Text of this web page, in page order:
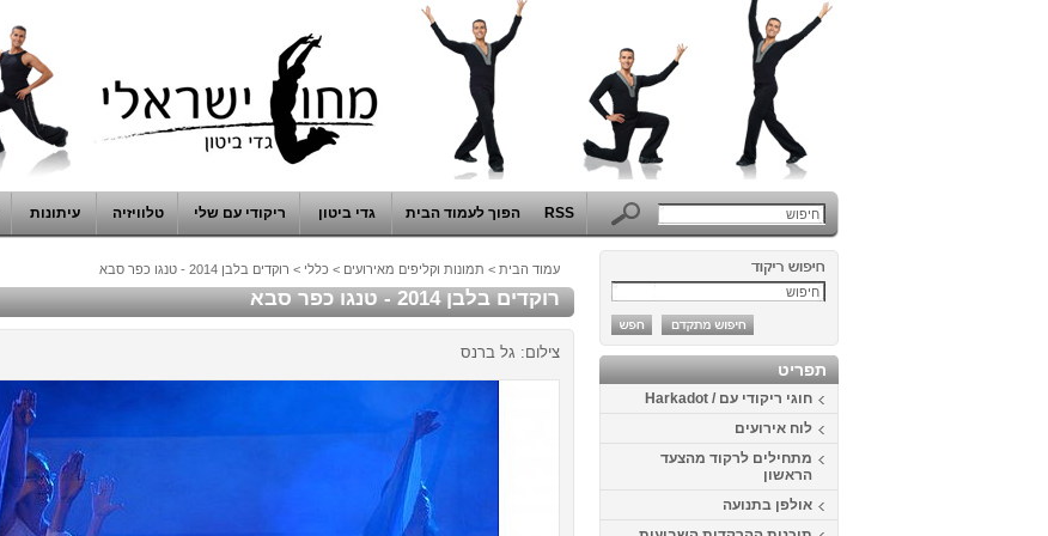
RSS הפוך לעמוד הבית גדי ביטון ריקודי עם שלי טלוויזיה עיתונות
תפריט
חוגי ריקודי עם / Harkadot
לוח אירועים
מתחילים לרקוד מהצעד
הראשון
אולפן בתנועה
עמוד הבית > תמונות וקליפים מאירועים > כללי > רוקדים בלבן 2014 - טנגו כפר סבא
רוקדים בלבן 2014 - טנגו כפר סבא
צילום: גל ברנס